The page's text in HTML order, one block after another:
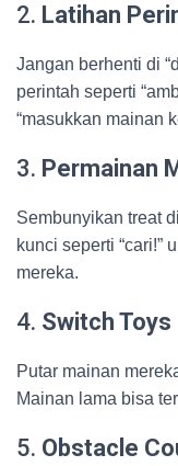
2. Latihan
Jangan berhenti di
perintah seperti
“masukkan mainan
3. Permainan
Sembunyikan treat
kunci seperti “cari!”
mereka.
4. Switch Toys
Putar mainan
Mainan lama bisa
5. Obstacle